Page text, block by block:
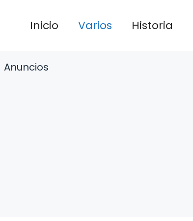
Inicio Varios Historia
Anuncios